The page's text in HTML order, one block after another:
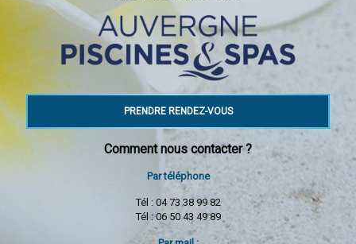
PRENDRE RENDEZ-VOUS
Comment nous contacter ?
Par téléphone
Tél : 04 73 38 99 82
Tél : 06 50 43 49 89